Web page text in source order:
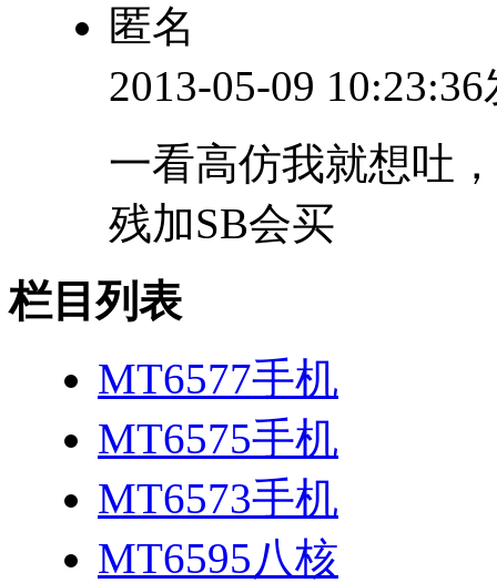
匿名
2013-05-09
一看高仿我就想吐
残加SB会买
栏目列表
MT6577手机
MT6575手机
MT6573手机
MT6595八核